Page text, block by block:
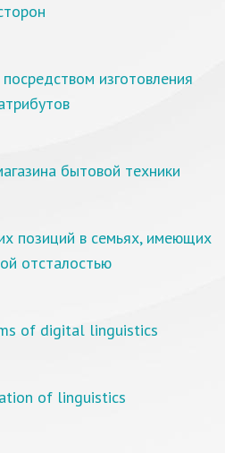
изготовления
бытовой техники
позиций в семьях, имеющих
отсталостью
of digital linguistics
of linguistics